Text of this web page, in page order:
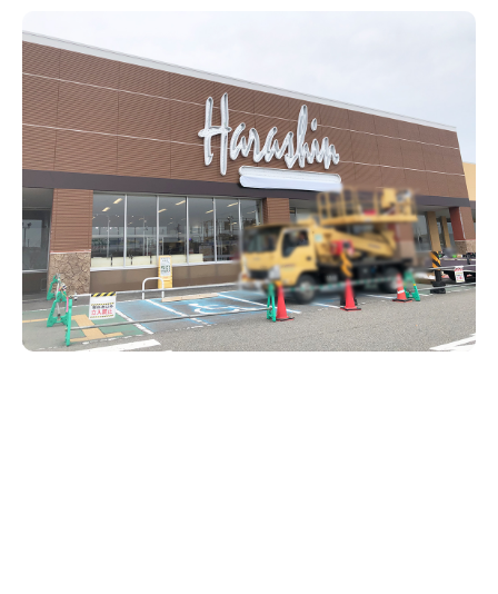
新潟市南区
村上・関川
新発田・聖籠
三条・加茂・田上
五泉・阿賀野・阿賀
燕・弥彦
長岡・見附
小千谷・十日町・津南
魚沼・南魚沼・湯沢
柏崎・刈羽・出雲崎
上越・妙高・糸魚川
カフェ
パン・ベーカリー
タレカツ・豚カツ
旨辛・激辛
定食・町定食 海鮮・鮨
そば・うどん
日本酒・新潟清酒
ワイン・クラフトビール
ケーキ・パフェ
ビアガーデン・暑気払い
忘新年会・歓送迎会
住宅展示場
ビルボードプレイスBP
リバーサイド千秋
パティオPATIO
官公庁・自治体
上越・妙高・糸魚川 チラシ
注目 チラシ
火曜セール
オープン・リニューアルセール
周年祭・感謝祭セール
年末・初売りセール